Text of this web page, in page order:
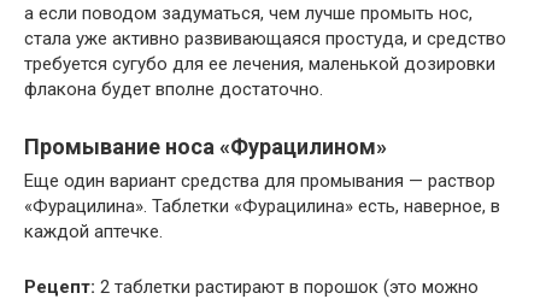
а если поводом задуматься, чем лучше промыть нос,
стала уже активно развивающаяся простуда, и средство
требуется сугубо для ее лечения, маленькой дозировки
флакона будет вполне достаточно.
Промывание носа «Фурацилином»
Еще один вариант средства для промывания — раствор
«Фурацилина». Таблетки «Фурацилина» есть, наверное, в
каждой аптечке.
Рецепт: 2 таблетки растирают в порошок (это можно